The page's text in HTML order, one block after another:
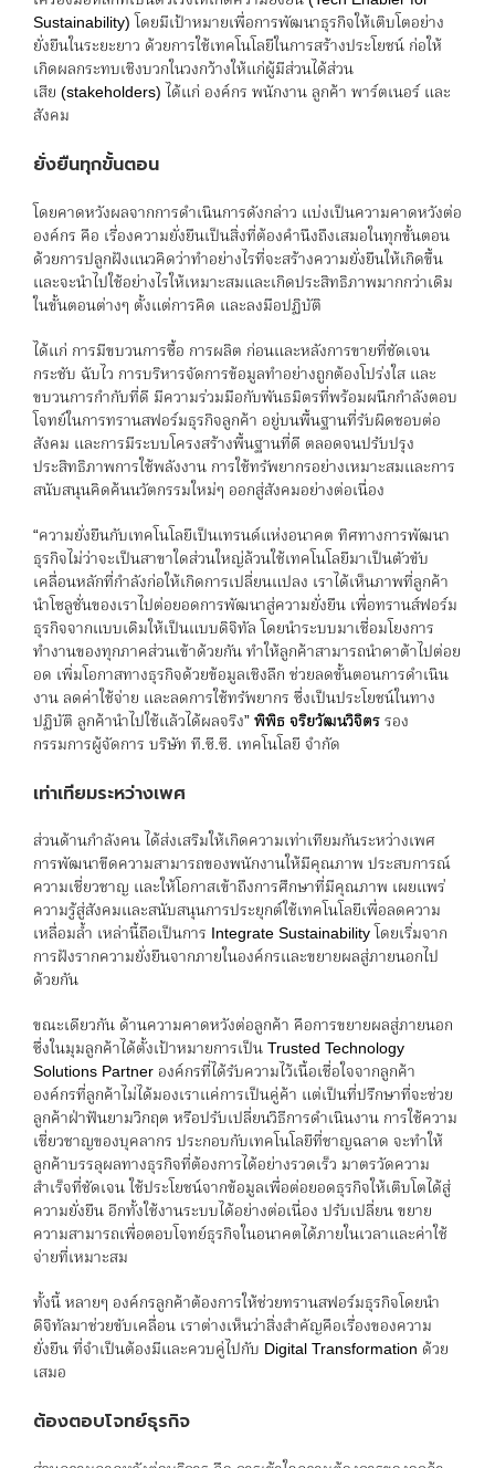
Sustainability) โดยมีเป้าหมายเพื่อการพัฒนาธุรกิจให้เติบโตอย่าง
ยั่งยืนในระยะยาว ด้วยการใช้เทคโนโลยีในการสร้างประโยชน์ ก่อให้
เกิดผลกระทบเชิงบวกในวงกว้างให้แก่ผู้มีส่วนได้ส่วน
เสีย (stakeholders) ได้แก่ องค์กร พนักงาน ลูกค้า พาร์ตเนอร์ และ
สังคม
ยั่งยืนทุกขั้นตอน
โดยคาดหวังผลจากการดำเนินการดังกล่าว แบ่งเป็นความคาดหวังต่อ
องค์กร คือ เรื่องความยั่งยืนเป็นสิ่งที่ต้องคำนึงถึงเสมอในทุกขั้นตอน
ด้วยการปลูกฝังแนวคิดว่าทำอย่างไรที่จะสร้างความยั่งยืนให้เกิดขึ้น
และจะนำไปใช้อย่างไรให้เหมาะสมและเกิดประสิทธิภาพมากกว่าเดิม
ในขั้นตอนต่างๆ ตั้งแต่การคิด และลงมือปฏิบัติ
ได้แก่ การมีขบวนการซื้อ การผลิต ก่อนและหลังการขายที่ชัดเจน
กระชับ ฉับไว การบริหารจัดการข้อมูลทำอย่างถูกต้องโปร่งใส และ
ขบวนการกำกับที่ดี มีความร่วมมือกับพันธมิตรที่พร้อมผนึกกำลังตอบ
โจทย์ในการทรานสฟอร์มธุรกิจลูกค้า อยู่บนพื้นฐานที่รับผิดชอบต่อ
สังคม และการมีระบบโครงสร้างพื้นฐานที่ดี ตลอดจนปรับปรุง
ประสิทธิภาพการใช้พลังงาน การใช้ทรัพยากรอย่างเหมาะสมและการ
สนับสนุนคิดค้นนวัตกรรมใหม่ๆ ออกสู่สังคมอย่างต่อเนื่อง
“ความยั่งยืนกับเทคโนโลยีเป็นเทรนด์แห่งอนาคต ทิศทางการพัฒนา
ธุรกิจไม่ว่าจะเป็นสาขาใดส่วนใหญ่ล้วนใช้เทคโนโลยีมาเป็นตัวขับ
เคลื่อนหลักที่กำลังก่อให้เกิดการเปลี่ยนแปลง เราได้เห็นภาพที่ลูกค้า
นำโซลูชั่นของเราไปต่อยอดการพัฒนาสู่ความยั่งยืน เพื่อทรานส์ฟอร์ม
ธุรกิจจากแบบเดิมให้เป็นแบบดิจิทัล โดยนำระบบมาเชื่อมโยงการ
ทำงานของทุกภาคส่วนเข้าด้วยกัน ทำให้ลูกค้าสามารถนำดาต้าไปต่อย
อด เพิ่มโอกาสทางธุรกิจด้วยข้อมูลเชิงลึก ช่วยลดขั้นตอนการดำเนิน
งาน ลดค่าใช้จ่าย และลดการใช้ทรัพยากร ซึ่งเป็นประโยชน์ในทาง
ปฏิบัติ ลูกค้านำไปใช้แล้วได้ผลจริง”พิพิธ จริยวัฒนวิจิตรรอง
กรรมการผู้จัดการ บริษัท ที.ซี.ซี. เทคโนโลยี จำกัด
เท่าเทียมระหว่างเพศ
ส่วนด้านกำลังคน ได้ส่งเสริมให้เกิดความเท่าเทียมกันระหว่างเพศ
การพัฒนาขีดความสามารถของพนักงานให้มีคุณภาพ ประสบการณ์
ความเชี่ยวชาญ และให้โอกาสเข้าถึงการศึกษาที่มีคุณภาพ เผยแพร่
ความรู้สู่สังคมและสนับสนุนการประยุกต์ใช้เทคโนโลยีเพื่อลดความ
เหลื่อมล้ำ เหล่านี้ถือเป็นการ Integrate Sustainability โดยเริ่มจาก
การฝังรากความยั่งยืนจากภายในองค์กรและขยายผลสู่ภายนอกไป
ด้วยกัน
ขณะเดียวกัน ด้านความคาดหวังต่อลูกค้า คือการขยายผลสู่ภายนอก
ซึ่งในมุมลูกค้าได้ตั้งเป้าหมายการเป็น Trusted Technology
Solutions Partner องค์กรที่ได้รับความไว้เนื้อเชื่อใจจากลูกค้า
องค์กรที่ลูกค้าไม่ได้มองเราแค่การเป็นคู่ค้า แต่เป็นที่ปรึกษาที่จะช่วย
ลูกค้าฝ่าฟันยามวิกฤต หรือปรับเปลี่ยนวิธีการดำเนินงาน การใช้ความ
เชี่ยวชาญของบุคลากร ประกอบกับเทคโนโลยีที่ชาญฉลาด จะทำให้
ลูกค้าบรรลุผลทางธุรกิจที่ต้องการได้อย่างรวดเร็ว มาตรวัดความ
สำเร็จที่ชัดเจน ใช้ประโยชน์จากข้อมูลเพื่อต่อยอดธุรกิจให้เติบโตได้สู่
ความยั่งยืน อีกทั้งใช้งานระบบได้อย่างต่อเนื่อง ปรับเปลี่ยน ขยาย
ความสามารถเพื่อตอบโจทย์ธุรกิจในอนาคตได้ภายในเวลาและค่าใช้
จ่ายที่เหมาะสม
ทั้งนี้ หลายๆ องค์กรลูกค้าต้องการให้ช่วยทรานสฟอร์มธุรกิจโดยนำ
ดิจิทัลมาช่วยขับเคลื่อน เราต่างเห็นว่าสิ่งสำคัญคือเรื่องของความ
ยั่งยืน ที่จำเป็นต้องมีและควบคู่ไปกับ Digital Transformation ด้วย
เสมอ
ต้องตอบโจทย์ธุรกิจ